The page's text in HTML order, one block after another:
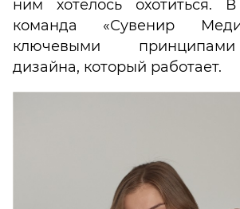
ним хотелось охотиться.
команда «Сувенир
ключевыми
дизайна, который работает.